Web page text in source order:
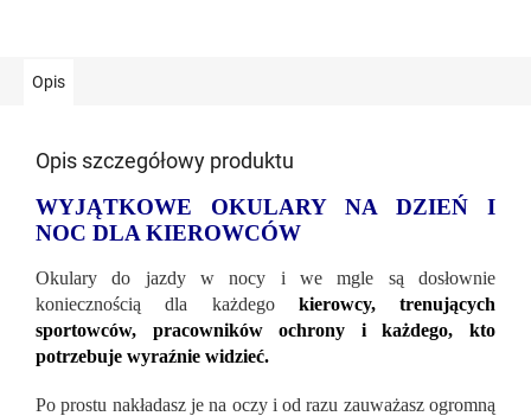
Opis
Opis szczegółowy produktu
WYJĄTKOWE OKULARY NA DZIEŃ I
NOC DLA KIEROWCÓW
Okulary do jazdy w nocy i we mgle są dosłownie
koniecznością dla każdego kierowcy, trenujących
sportowców, pracowników ochrony i każdego, kto
potrzebuje wyraźnie widzieć.
Po prostu nakładasz je na oczy i od razu zauważasz ogromną